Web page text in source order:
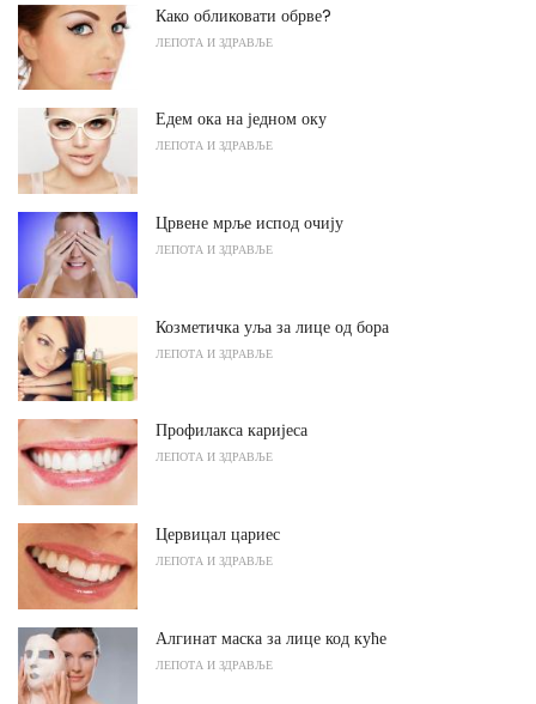
Како обликовати обрве?
ЛЕПОТА И ЗДРАВЉЕ
Едем ока на једном оку
ЛЕПОТА И ЗДРАВЉЕ
Црвене мрље испод очију
ЛЕПОТА И ЗДРАВЉЕ
Козметичка уља за лице од бора
ЛЕПОТА И ЗДРАВЉЕ
Профилакса каријеса
ЛЕПОТА И ЗДРАВЉЕ
Цервицал цариес
ЛЕПОТА И ЗДРАВЉЕ
Алгинат маска за лице код куће
ЛЕПОТА И ЗДРАВЉЕ